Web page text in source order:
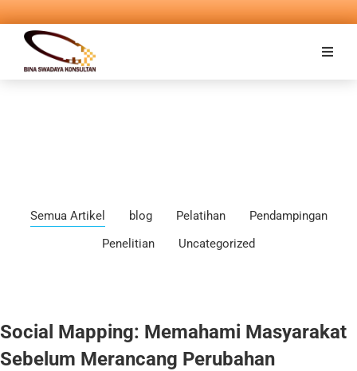
Semua Artikel blog Pelatihan
Pendampingan
Penelitian
Uncategorized
Social Mapping: Memahami Masyarakat
Sebelum Merancang Perubahan